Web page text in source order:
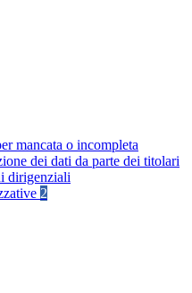
mancata o incompleta
dei dati da parte dei titolari
dirigenziali
2